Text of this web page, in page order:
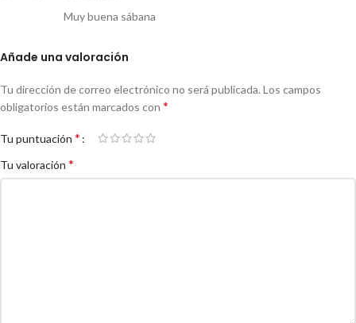
Muy buena sábana
Añade una valoración
Tu dirección de correo electrónico no será publicada. Los campos
obligatorios están marcados con *
Tu puntuación *
Tu valoración *